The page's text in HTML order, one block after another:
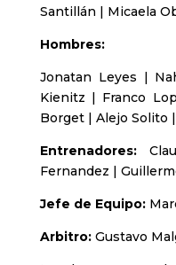
Santillán | Micaela
Hombres:
Jonatan Leyes |
Kienitz | Franco
Borget | Alejo Solito
Entrenadores:
Fernandez |
Jefe de Equipo:
Arbitro: Gustavo